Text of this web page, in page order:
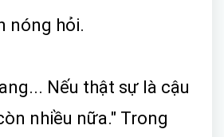
nóng hỏi.
Nếu thật sự là cậu
nhiều nữa." Trong